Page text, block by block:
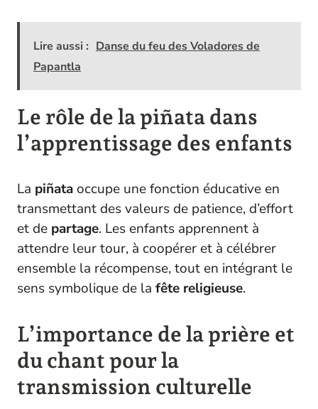
Lire aussi : Danse du feu des Voladores de
Papantla
Le rôle de la piñata dans
l’apprentissage des enfants
La piñata occupe une fonction éducative en
transmettant des valeurs de patience, d’effort
et de partage. Les enfants apprennent à
attendre leur tour, à coopérer et à célébrer
ensemble la récompense, tout en intégrant le
sens symbolique de la fête religieuse.
L’importance de la prière et
du chant pour la
transmission culturelle